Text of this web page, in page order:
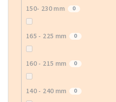
150- 230 mm 0
165 - 225 mm 0
160 - 215 mm 0
140 - 240 mm 0